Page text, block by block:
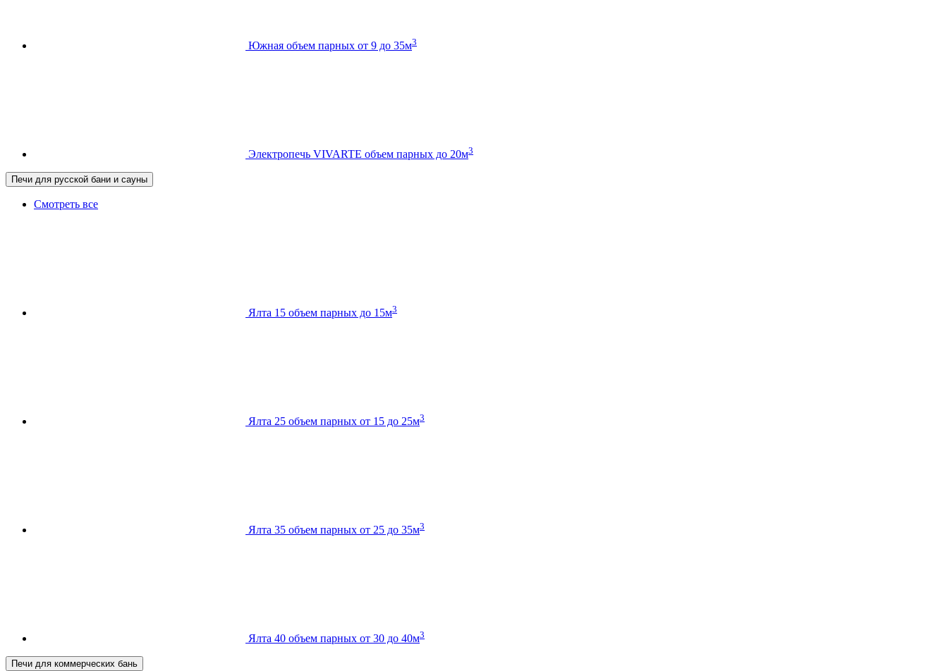
Южная объем парных от 9 до 35м3
Электропечь VIVARTE объем парных до 20м3
Печи для русской бани и сауны
Смотреть все
Ялта 15 объем парных до 15м3
Ялта 25 объем парных от 15 до 25м3
Ялта 35 объем парных от 25 до 35м3
Ялта 40 объем парных от 30 до 40м3
Печи для коммерческих бань